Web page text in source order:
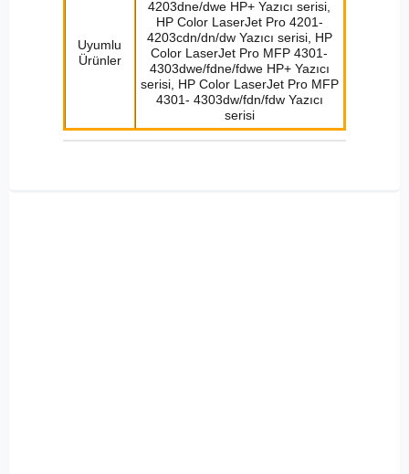
Uyumlu
Ürünler
4203dne/dwe HP+ Yazıcı serisi,
HP Color LaserJet Pro 4201-
4203cdn/dn/dw Yazıcı serisi, HP
Color LaserJet Pro MFP 4301-
4303dwe/fdne/fdwe HP+ Yazıcı
serisi, HP Color LaserJet Pro MFP
4301- 4303dw/fdn/fdw Yazıcı
serisi